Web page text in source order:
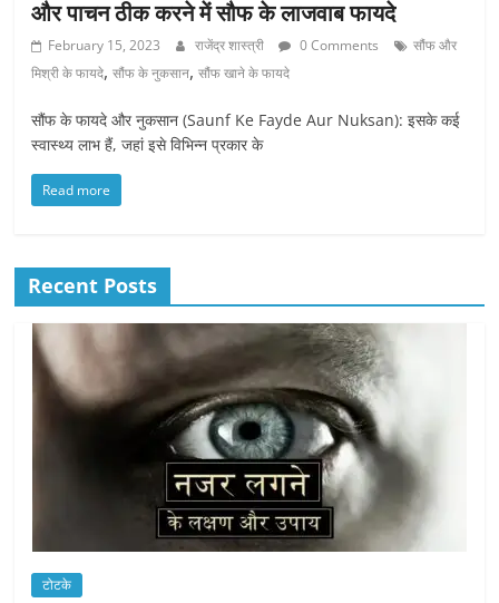
और पाचन ठीक करने में सौफ के लाजवाब फायदे
February 15, 2023 राजेंद्र शास्त्री 0 Comments
सौंफ और
मिश्री के फायदे,सौंफ के नुकसान,सौंफ खाने के फायदे
सौंफ के फायदे और नुकसान (Saunf Ke Fayde Aur Nuksan): इसके कई
स्वास्थ्य लाभ हैं, जहां इसे विभिन्न प्रकार के
Read more
Recent Posts
टोटके